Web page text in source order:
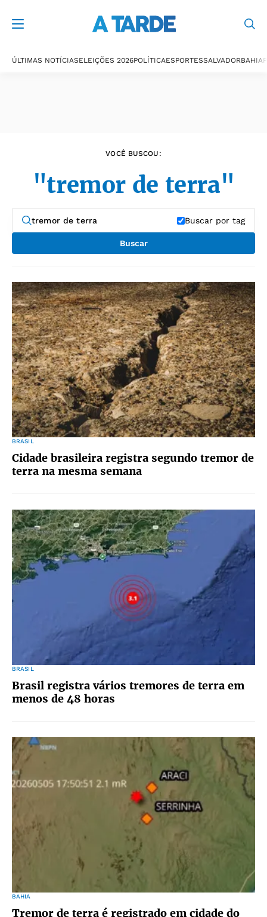
ÚLTIMAS NOTÍCIASELEIÇÕES 2026POLÍTICAESPORTESSALVADORBAHIA
VOCÊ BUSCOU:
"tremor de terra"
Buscar por tag
Buscar
BRASIL
Cidade brasileira registra segundo tremor de
terra na mesma semana
BRASIL
Brasil registra vários tremores de terra em
menos de 48 horas
BAHIA
Tremor de terra é registrado em cidade do